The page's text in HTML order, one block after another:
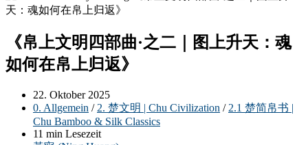
《帛上文明四部曲·之二｜图上升天：魂
如何在帛上归返》
Beitrag
veröffentlicht:
22. Oktober 2025
Beitrags-
Kategorie:
0. Allgemein / 2. 楚文明 | Chu Civilization / 2.1 楚简帛书 |
Chu Bamboo & Silk Classics
Lesedauer:
11 min Lesezeit